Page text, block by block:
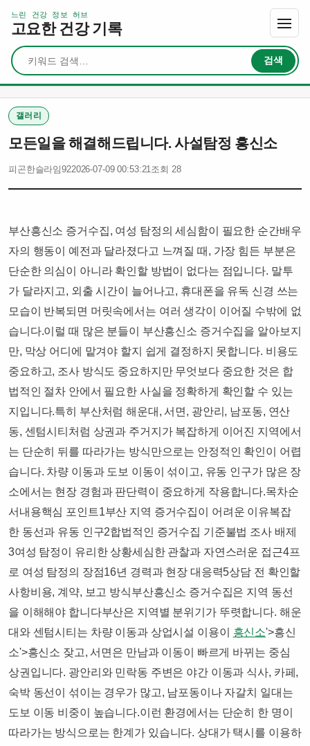
느린 건강 정보 허브
고요한 건강 기록
검색
검색
갤러리
모든일을 해결해드립니다. 사설탐정 흥신소
피곤한슬라임922026-07-09 00:53:21조회 28
부산흥신소 증거수집, 여성 탐정의 세심함이 필요한 순간배우
자의 행동이 예전과 달라졌다고 느껴질 때, 가장 힘든 부분은
단순한 의심이 아니라 확인할 방법이 없다는 점입니다. 말투
가 달라지고, 외출 시간이 늘어나고, 휴대폰을 유독 신경 쓰는
모습이 반복되면 머릿속에서는 여러 생각이 이어질 수밖에 없
습니다.이럴 때 많은 분들이 부산흥신소 증거수집을 알아보지
만, 막상 어디에 맡겨야 할지 쉽게 결정하지 못합니다. 비용도
중요하고, 조사 방식도 중요하지만 무엇보다 중요한 것은 합
법적인 절차 안에서 필요한 사실을 정확하게 확인할 수 있는
지입니다.특히 부산처럼 해운대, 서면, 광안리, 남포동, 연산
동, 센텀시티처럼 상권과 주거지가 복잡하게 이어진 지역에서
는 단순히 뒤를 따라가는 방식만으로는 안정적인 확인이 어렵
습니다. 차량 이동과 도보 이동이 섞이고, 유동 인구가 많은 장
소에서는 현장 경험과 판단력이 중요하게 작용합니다.​목차순
서내용핵심 포인트1부산 지역 증거수집이 어려운 이유복잡
한 동선과 유동 인구2합법적인 증거수집 기준불법 조사 배제
3여성 탐정이 유리한 상황세심한 관찰과 자연스러운 접근4프
로 여성 탐정의 장점16년 경력과 현장 대응력5상담 전 확인할
사항비용, 계약, 보고 방식부산흥신소 증거수집은 지역 동선
을 이해해야 합니다부산은 지역별 분위기가 뚜렷합니다. 해운
대와 센텀시티는 차량 이동과 상업시설 이용이 흥신소'>흥신
소'>흥신소 잦고, 서면은 만남과 이동이 빠르게 바뀌는 중심
상권입니다. 광안리와 민락동 주변은 야간 이동과 식사, 카페,
숙박 동선이 섞이는 경우가 많고, 남포동이나 자갈치 일대는
도보 이동 비중이 높습니다.이런 환경에서는 단순히 한 명이
따라가는 방식으로는 한계가 있습니다. 상대가 택시를 이용하